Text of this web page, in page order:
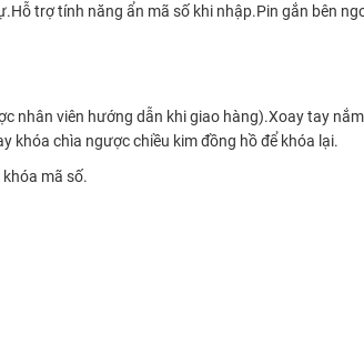
trợ tính năng ẩn mã số khi nhập.Pin gắn bên
nhân viên hướng dẫn khi giao hàng).Xoay tay
khóa chìa ngược chiều kim đồng hồ để khóa lại.
mã số.